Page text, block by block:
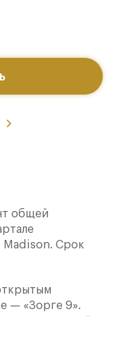
общей
Madison. Срок
— «Зорге 9».
Сити» или